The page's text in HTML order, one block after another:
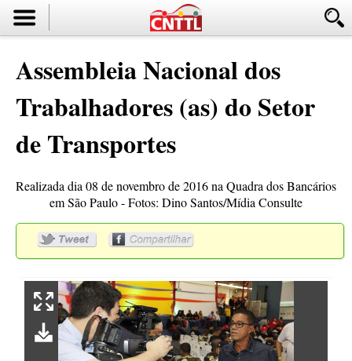
Assembleia Nacional dos
Trabalhadores (as) do Setor
de Transportes
Realizada dia 08 de novembro de 2016 na Quadra dos Bancários
em São Paulo - Fotos: Dino Santos/Mídia Consulte